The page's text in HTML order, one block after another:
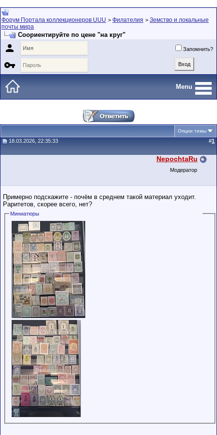
Форум Портала коллекционеров UUU > Филателия > Земство и локальные
почты мира
Соориентируйте по цене "на круг"
 Запомнить?

Menu
Опции темы
18.03.2026, 22:35:33 #1
NepochtaRu
Модератор
Примерно подскажите - почём в среднем такой материал уходит.
Раритетов, скорее всего, нет?
Миниатюры